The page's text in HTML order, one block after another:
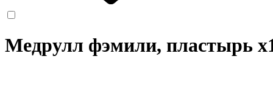
Медрулл фэмили, пластырь